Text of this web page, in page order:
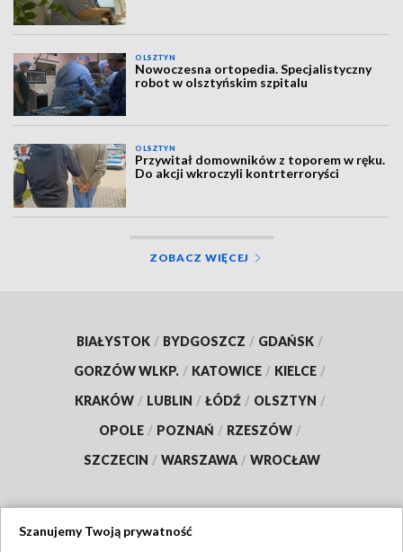
OLSZTYN
Nowoczesna ortopedia. Specjalistyczny
robot w olsztyńskim szpitalu
OLSZTYN
Przywitał domowników z toporem w ręku.
Do akcji wkroczyli kontrterroryści
ZOBACZ WIĘCEJ
BIAŁYSTOK / BYDGOSZCZ / GDAŃSK /
GORZÓW WLKP. / KATOWICE / KIELCE /
KRAKÓW / LUBLIN / ŁÓDŹ / OLSZTYN /
OPOLE / POZNAŃ / RZESZÓW /
SZCZECIN / WARSZAWA / WROCŁAW
Szanujemy Twoją prywatność